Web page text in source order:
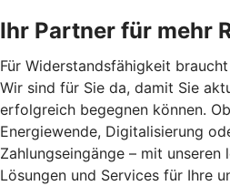
Ihr Partner für mehr
Für Widerstandsfähigkeit
Wir sind für Sie da, damit Sie
erfolgreich begegnen können.
Energiewende, Digitalisierung
Zahlungseingänge – mit unseren
Lösungen und Services für Ihre